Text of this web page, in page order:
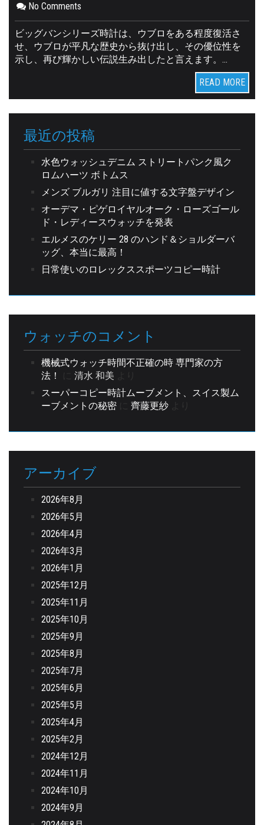
No Comments
ビッグバンシリーズ時計は、ウブロをある程度復活さ
せ、ウブロが平凡な歴史から抜け出し、その優位性を
示し、再び輝かしい伝説生み出したと言えます。…
READ MORE
最近の投稿
水色ウォッシュデニム ストリートパンク風ク
ロムハーツ ボトムス
メンズ ブルガリ 注目に値する文字盤デザイン
オーデマ・ピゲロイヤルオーク・ローズゴール
ド・レディースウォッチを発表
エルメスのケリー 28 のハンド＆ショルダーバ
ッグ、本当に最高！
日常使いのロレックススポーツコピー時計
ウォッチのコメント
機械式ウォッチ時間不正確の時 専門家の方
法！
に 清水 和美 より
スーパーコピー時計ムーブメント、スイス製ム
ーブメントの秘密に 齊藤更紗より
アーカイブ
2026年8月
2026年5月
2026年4月
2026年3月
2026年1月
2025年12月
2025年11月
2025年10月
2025年9月
2025年8月
2025年7月
2025年6月
2025年5月
2025年4月
2025年2月
2024年12月
2024年11月
2024年10月
2024年9月